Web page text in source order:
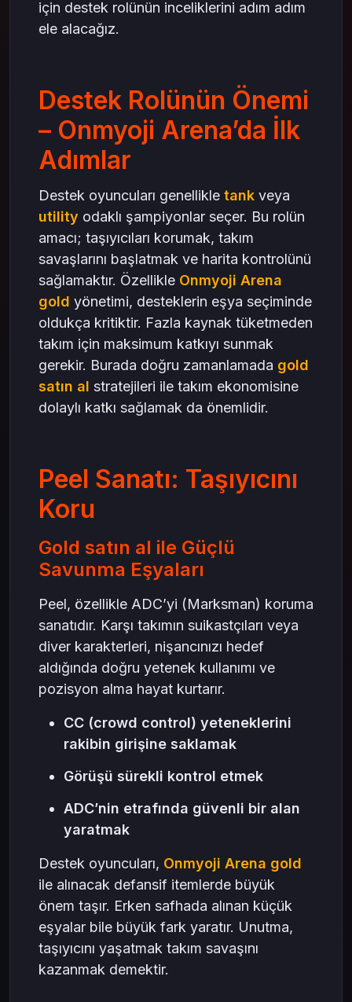
için destek rolünün inceliklerini adım adım
ele alacağız.
Destek Rolünün Önemi
– Onmyoji Arena’da İlk
Adımlar
Destek oyuncuları genellikle tank veya
utility odaklı şampiyonlar seçer. Bu rolün
amacı; taşıyıcıları korumak, takım
savaşlarını başlatmak ve harita kontrolünü
sağlamaktır. Özellikle Onmyoji Arena
gold yönetimi, desteklerin eşya seçiminde
oldukça kritiktir. Fazla kaynak tüketmeden
takım için maksimum katkıyı sunmak
gerekir. Burada doğru zamanlamada gold
satın al stratejileri ile takım ekonomisine
dolaylı katkı sağlamak da önemlidir.
Peel Sanatı: Taşıyıcını
Koru
Gold satın al ile Güçlü
Savunma Eşyaları
Peel, özellikle ADC’yi (Marksman) koruma
sanatıdır. Karşı takımın suikastçıları veya
diver karakterleri, nişancınızı hedef
aldığında doğru yetenek kullanımı ve
pozisyon alma hayat kurtarır.
CC (crowd control) yeteneklerini
rakibin girişine saklamak
Görüşü sürekli kontrol etmek
ADC’nin etrafında güvenli bir alan
yaratmak
Destek oyuncuları, Onmyoji Arena gold
ile alınacak defansif itemlerde büyük
önem taşır. Erken safhada alınan küçük
eşyalar bile büyük fark yaratır. Unutma,
taşıyıcını yaşatmak takım savaşını
kazanmak demektir.